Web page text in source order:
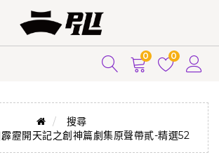
0 0
搜尋
靂開天記之創神篇劇集原聲帶貳-精選52